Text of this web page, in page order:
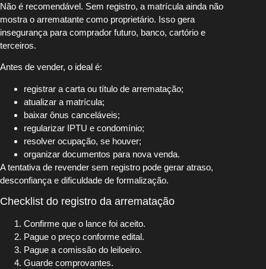
Não é recomendável. Sem registro, a matrícula ainda não
mostra o arrematante como proprietário. Isso gera
insegurança para comprador futuro, banco, cartório e
terceiros.
Antes de vender, o ideal é:
registrar a carta ou título de arrematação;
atualizar a matrícula;
baixar ônus canceláveis;
regularizar IPTU e condomínio;
resolver ocupação, se houver;
organizar documentos para nova venda.
A tentativa de revender sem registro pode gerar atraso,
desconfiança e dificuldade de formalização.
Checklist do registro da arrematação
Confirme que o lance foi aceito.
Pague o preço conforme edital.
Pague a comissão do leiloeiro.
Guarde comprovantes.